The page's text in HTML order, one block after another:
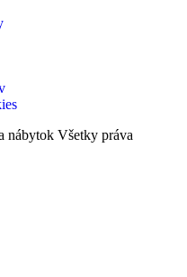
Všetky práva